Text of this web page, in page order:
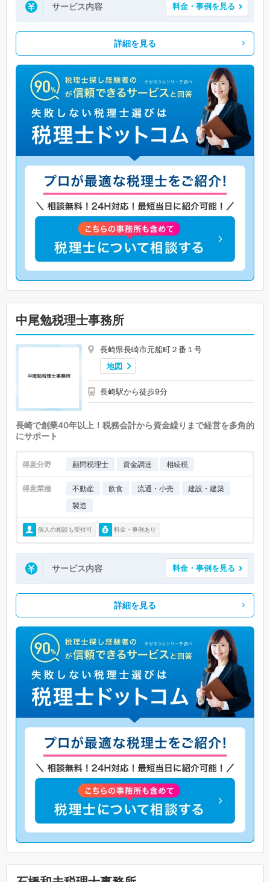
サービス内容 料金・事例を見る
詳細を見る
中尾勉税理士事務所
長崎県長崎市元船町２番１号
地図
長崎駅から徒歩9分
長崎で創業40年以上！税務会計から資金繰りまで経営を多角的
にサポート
得意分野 顧問税理士 資金調達 相続税
得意業種 不動産 飲食 流通・小売
建設・建築
製造
個人の相談も受付可 料金・事例あり
サービス内容 料金・事例を見る
詳細を見る